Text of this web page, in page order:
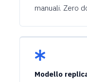
manuali. Zero
Modello